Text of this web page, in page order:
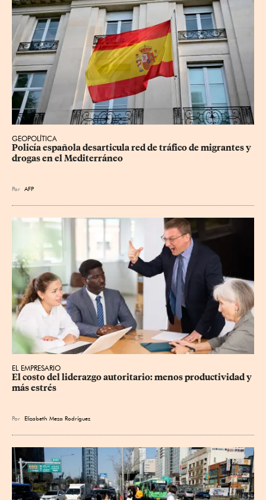
GEOPOLÍTICA
Policía española desarticula red de tráfico de migrantes y
drogas en el Mediterráneo
Por AFP
EL EMPRESARIO
El costo del liderazgo autoritario: menos productividad y
más estrés
Por Elizabeth Meza Rodríguez